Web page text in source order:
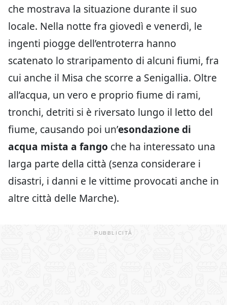
che mostrava la situazione durante il suo
locale. Nella notte fra giovedì e venerdì, le
ingenti piogge dell’entroterra hanno
scatenato lo straripamento di alcuni fiumi, fra
cui anche il Misa che scorre a Senigallia. Oltre
all’acqua, un vero e proprio fiume di rami,
tronchi, detriti si è riversato lungo il letto del
fiume, causando poi un’esondazione di
acqua mista a fango che ha interessato una
larga parte della città (senza considerare i
disastri, i danni e le vittime provocati anche in
altre città delle Marche).